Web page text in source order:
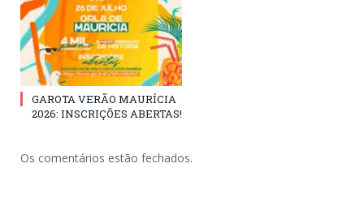
GAROTA VERÃO MAURÍCIA
2026: INSCRIÇÕES ABERTAS!
Os comentários estão fechados.